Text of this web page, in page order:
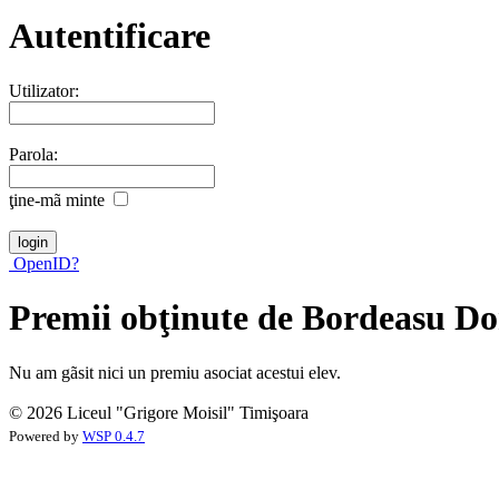
Autentificare
Utilizator:
Parola:
ţine-mã minte
OpenID?
Premii obţinute de Bordeasu
Nu am gãsit nici un premiu asociat acestui elev.
© 2026 Liceul "Grigore Moisil" Timişoara
Powered by WSP 0.4.7